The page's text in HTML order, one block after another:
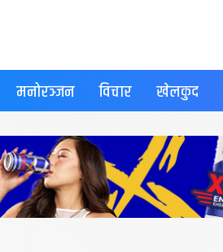
मनोरञ्जन विचार खेलकुद